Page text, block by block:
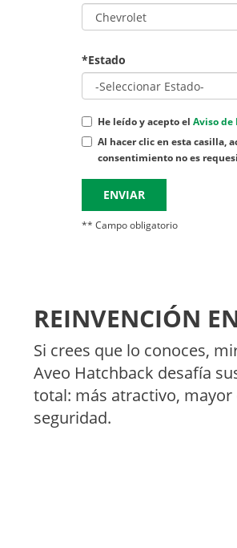
*Estado
He leído y acepto el Aviso de
Al hacer clic en esta casilla,
consentimiento no es
ENVIAR
** Campo obligatorio
REINVENCIÓN
Si crees que lo conoces,
Aveo Hatchback desafía
total: más atractivo,
seguridad.